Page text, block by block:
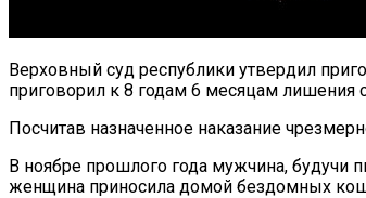
Верховный суд республики утвердил
приговорил к 8 годам 6 месяцам лишения
Посчитав назначенное наказание
В ноябре прошлого года мужчина, будучи
женщина приносила домой бездомных